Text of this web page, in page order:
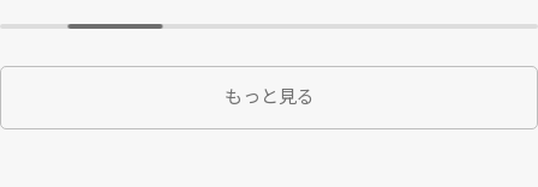
もっと見る